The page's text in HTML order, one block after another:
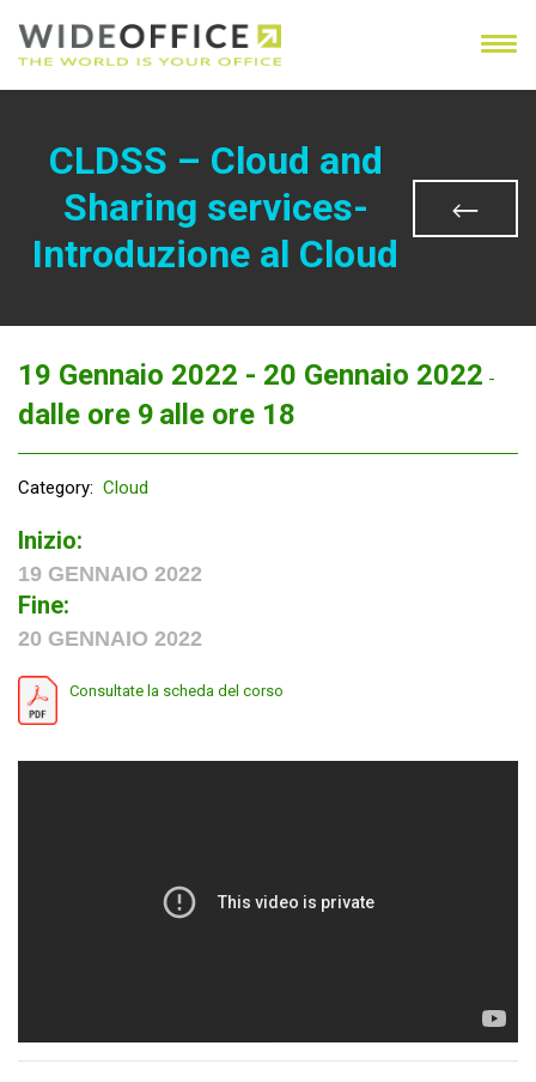
CLDSS – Cloud and
Sharing services-
Introduzione al Cloud
19 Gennaio 2022 - 20 Gennaio 2022 -
dalle ore 9 alle ore 18
Category: Cloud
Inizio:
19 GENNAIO 2022
Fine:
20 GENNAIO 2022
Consultate la scheda del corso